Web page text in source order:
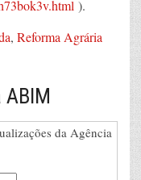
).
, Reforma Agrária
da Agência